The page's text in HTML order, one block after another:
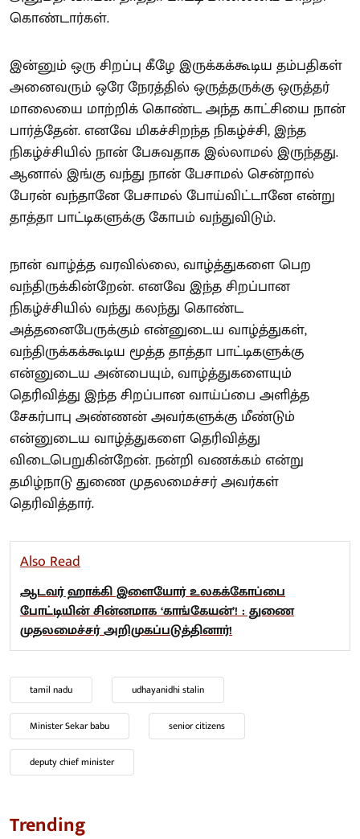
கொண்டார்கள்.
இன்னும் ஒரு சிறப்பு கீழே இருக்கக்கூடிய தம்பதிகள்
அனைவரும் ஒரே நேரத்தில் ஒருத்தருக்கு ஒருத்தர்
மாலையை மாற்றிக் கொண்ட அந்த காட்சியை நான்
பார்த்தேன். எனவே மிகச்சிறந்த நிகழ்ச்சி, இந்த
நிகழ்ச்சியில் நான் பேசுவதாக இல்லாமல் இருந்தது.
ஆனால் இங்கு வந்து நான் பேசாமல் சென்றால்
பேரன் வந்தானே பேசாமல் போய்விட்டானே என்று
தாத்தா பாட்டிகளுக்கு கோபம் வந்துவிடும்.
நான் வாழ்த்த வரவில்லை, வாழ்த்துகளை பெற
வந்திருக்கின்றேன். எனவே இந்த சிறப்பான
நிகழ்ச்சியில் வந்து கலந்து கொண்ட
அத்தனைபேருக்கும் என்னுடைய வாழ்த்துகள்,
வந்திருக்கக்கூடிய மூத்த தாத்தா பாட்டிகளுக்கு
என்னுடைய அன்பையும், வாழ்த்துகளையும்
தெரிவித்து இந்த சிறப்பான வாய்ப்பை அளித்த
சேகர்பாபு அண்ணன் அவர்களுக்கு மீண்டும்
என்னுடைய வாழ்த்துகளை தெரிவித்து
விடைபெறுகின்றேன். நன்றி வணக்கம் என்று
தமிழ்நாடு துணை முதலமைச்சர் அவர்கள்
தெரிவித்தார்.
Also Read
ஆடவர் ஹாக்கி இளையோர் உலகக்கோப்பை
போட்டியின் சின்னமாக ‘காங்கேயன்’! : துணை
முதலமைச்சர் அறிமுகப்படுத்தினார்!
tamil nadu udhayanidhi stalin
Minister Sekar babu senior citizens
deputy chief minister
Trending